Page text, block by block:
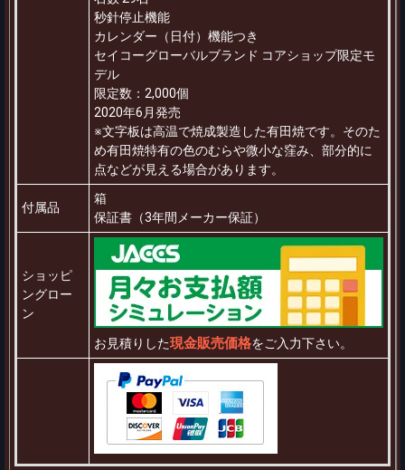
秒針停止機能
カレンダー（日付）機能つき
セイコーグローバルブランド コアショップ限定モ
デル
限定数：2,000個
2020年6月発売
※文字板は高温で焼成製造した有田焼です。そのた
め有田焼特有の色のむらや微小な窪み、部分的に
点などが見える場合があります。
付属品
箱
保証書（3年間メーカー保証）
ショッピ
ングロー
ン
お見積りした現金販売価格をご入力下さい。